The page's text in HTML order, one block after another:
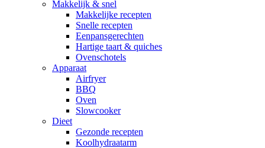
Makkelijk & snel
Makkelijke recepten
Snelle recepten
Eenpansgerechten
Hartige taart & quiches
Ovenschotels
Apparaat
Airfryer
BBQ
Oven
Slowcooker
Dieet
Gezonde recepten
Koolhydraatarm